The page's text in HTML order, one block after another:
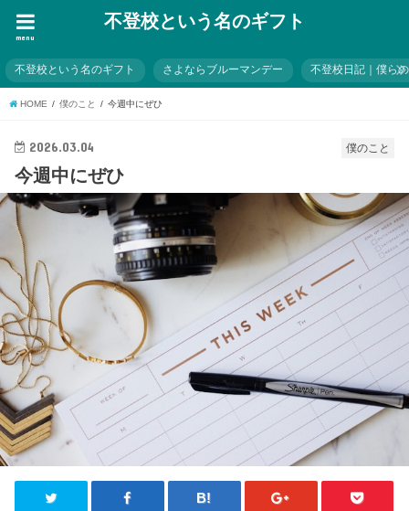
不登校という名のギフト
menu
不登校という名のギフト さよならブルーマンデー 不登校日記｜僕ら
HOME 僕のこと 今週中にぜひ
僕のこと
2026.03.04
今週中にぜひ